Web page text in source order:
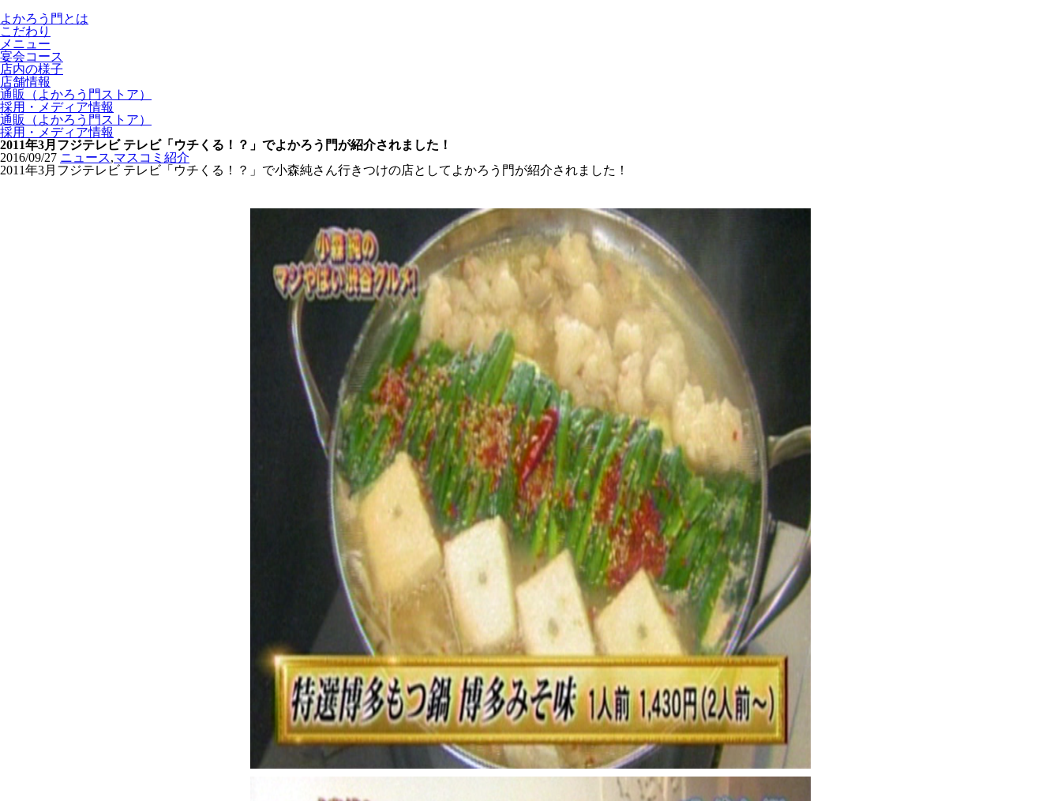
よかろう門とは
こだわり
メニュー
宴会コース
店内の様子
店舗情報
通販（よかろう門ストア）
採用・メディア情報
通販（よかろう門ストア）
採用・メディア情報
2011年3月フジテレビ テレビ「ウチくる！？」でよかろう門が紹介されました！
2016/09/27 ニュース,マスコミ紹介
2011年3月フジテレビ テレビ「ウチくる！？」で小森純さん行きつけの店としてよかろう門が紹介されました！